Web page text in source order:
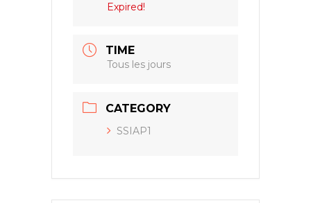
Expired!
TIME
Tous les jours
CATEGORY
SSIAP1